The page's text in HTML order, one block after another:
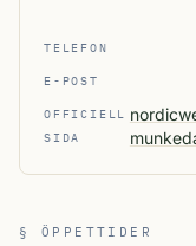
TELEFON
E-POST
OFFICIELL
SIDA
§ ÖPPETTIDER